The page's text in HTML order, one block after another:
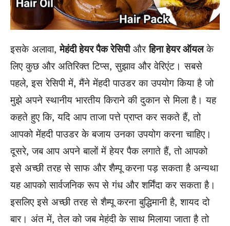
इसके अलावा,मेहंदी हेयर पैक रेसिपीऔरहिना हेयर ऑयलके
लिए कुछ और अतिरिक्त टिप्स, सुझाव और वेरिएंट। सबसे
पहले, इस रेसिपी में, मैंने मेंहदी पाउडर का उपयोग किया है जो
मुझे अपने स्थानीय भारतीय किराने की दुकान से मिला है। यह
कहते हुए कि, यदि आप ताजा पत्ते प्राप्त कर सकते हैं, तो
आपको मेंहदी पाउडर के बजाय उनका उपयोग करना चाहिए।
दूसरे, जब आप अपने बालों में हेयर पैक लगाते हैं, तो आपको
इसे अच्छी तरह से साफ और शैम्पू करना पड़ सकता है अन्यथा
यह आपको सार्वजनिक रूप से गंध और शर्मिंदा कर सकता है।
इसलिए इसे अच्छी तरह से शैम्पू करना बुद्धिमानी है, शायद दो
बार। अंत में, तेल को जब मेहंदी के साथ मिलाया जाता है तो